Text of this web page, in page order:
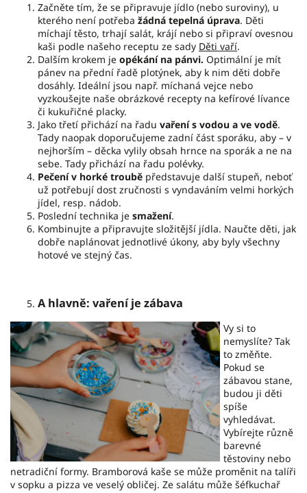
Začněte tím, že se připravuje jídlo (nebo suroviny), u
kterého není potřeba žádná tepelná úprava. Děti
míchají těsto, trhají salát, krájí nebo si připraví ovesnou
kaši podle našeho receptu ze sady Děti vaří.
Dalším krokem je opékání na pánvi. Optimální je mít
pánev na přední řadě plotýnek, aby k nim děti dobře
dosáhly. Ideální jsou např. míchaná vejce nebo
vyzkoušejte naše obrázkové recepty na kefírové lívance
či kukuřičné placky.
Jako třetí přichází na řadu vaření s vodou a ve vodě.
Tady naopak doporučujeme zadní část sporáku, aby – v
nejhorším – děcka vylily obsah hrnce na sporák a ne na
sebe. Tady přichází na řadu polévky.
Pečení v horké troubě představuje další stupeň, neboť
už potřebují dost zručnosti s vyndaváním velmi horkých
jídel, resp. nádob.
Poslední technika je smažení.
Kombinujte a připravujte složitější jídla. Naučte děti, jak
dobře naplánovat jednotlivé úkony, aby byly všechny
hotové ve stejný čas.
A hlavně: vaření je zábava
Vy si to
nemyslíte? Tak
to změňte.
Pokud se
zábavou stane,
budou ji děti
spíše
vyhledávat.
Vybírejte různě
barevné
těstoviny nebo
netradiční formy. Bramborová kaše se může proměnit na talíři
v sopku a pizza ve veselý obličej. Ze salátu může šéfkuchař